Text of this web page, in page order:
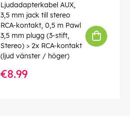
Ljudadapterkabel AUX,
3,5 mm jack till stereo
RCA-kontakt, 0,5 m Pawl
3,5 mm plugg (3-stift,
Stereo) > 2x RCA-kontakt
(ljud vänster / höger)
€8.99